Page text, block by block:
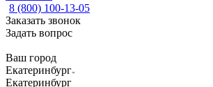
8 (800) 100-13-05
Заказать звонок
Задать вопрос
Ваш город
Екатеринбург
Екатеринбург